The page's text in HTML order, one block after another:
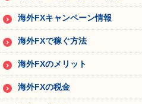
海外FXキャンペーン情報
海外FXで稼ぐ方法
海外FXのメリット
海外FXの税金